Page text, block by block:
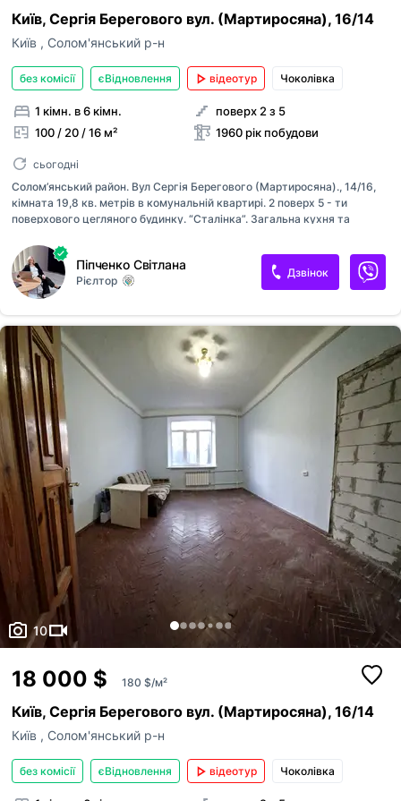
Київ, Сергія Берегового вул. (Мартиросяна), 16/14
Київ , Солом'янський р-н
без комісії єВідновлення відеотур Чоколівка
1 кімн. в 6 кімн.
100 / 20 / 16 м²
поверх 2 з 5
1960 рік побудови
сьогодні
Солом’янський район. Вул Сергія Берегового (Мартиросяна)., 14/16,
кімната 19,8 кв. метрів в комунальній квартирі. 2 поверх 5 - ти
поверхового цегляного будинку. “Сталінка”. Загальна кухня та
батареї. Нова мідна проводка. Розвинена інфраструктура - поруч
супермаркети, навчальні заклади, ринок. Найближче метро -
Шулявська.
Піпченко Світлана
Рієлтор
Дзвінок
10
18 000 $ 180 $/м²
Київ, Сергія Берегового вул. (Мартиросяна), 16/14
Київ , Солом'янський р-н
без комісії єВідновлення відеотур Чоколівка
Оголошення неактуальне
Неправильне відео
Неправильна адреса
Це мій ексклюзив
Об'єкт не існує
Надіслати
ким із рієлторів вашого агентства їх закріпити.
привʼяжіть їхні акаунти до акаунту АН, щоб:
бачити сукупну статистику та витрати
оголошенням ваших рієлторів,
поповнювати баланс вашим рієлторам,
бачити в кабінеті всі оголошення,
вашими рієлторами,